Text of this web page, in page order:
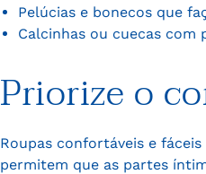
Pelúcias e bonecos que
Calcinhas ou cuecas com
Priorize o
Roupas confortáveis e
permitem que as partes